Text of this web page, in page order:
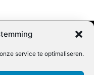
service te optimaliseren.